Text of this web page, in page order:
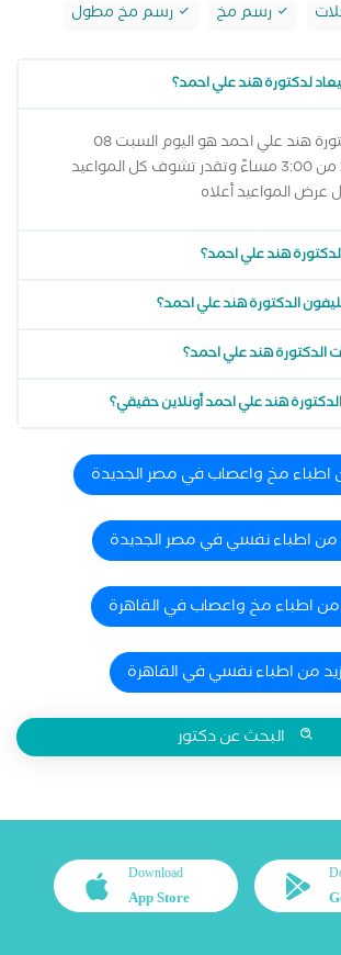
رسم مخ رسم مخ مطول
لدكتورة هند علي احمد؟
أقرب ميعاد لدكتورة هند علي احمد هو اليوم السبت 08
اغسطس 2026 من 3:00 مساءً وتقدر تشوف كل المواعيد
عرض المواعيد أعلاه
هند علي احمد؟
الدكتورة هند علي احمد؟
الدكتورة هند علي احمد؟
هند علي احمد أونلاين حقيقي؟
اطباء مخ واعصاب في مصر الجديدة
من اطباء نفسي في مصر الجديدة
من اطباء مخ واعصاب في القاهرة
من اطباء نفسي في القاهرة
البحث عن دكتور
Download
App Store